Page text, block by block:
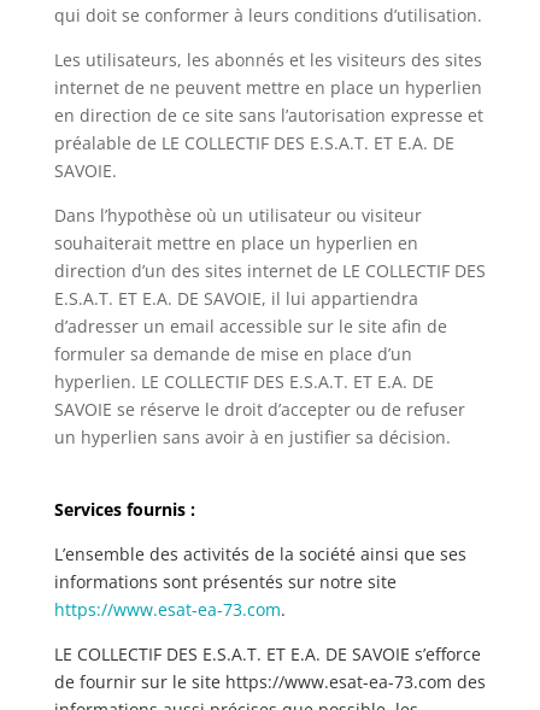
qui doit se conformer à leurs conditions d’utilisation.
Les utilisateurs, les abonnés et les visiteurs des sites
internet de ne peuvent mettre en place un hyperlien
en direction de ce site sans l’autorisation expresse et
préalable de LE COLLECTIF DES E.S.A.T. ET E.A. DE
SAVOIE.
Dans l’hypothèse où un utilisateur ou visiteur
souhaiterait mettre en place un hyperlien en
direction d’un des sites internet de LE COLLECTIF DES
E.S.A.T. ET E.A. DE SAVOIE, il lui appartiendra
d’adresser un email accessible sur le site afin de
formuler sa demande de mise en place d’un
hyperlien. LE COLLECTIF DES E.S.A.T. ET E.A. DE
SAVOIE se réserve le droit d’accepter ou de refuser
un hyperlien sans avoir à en justifier sa décision.
Services fournis :
L’ensemble des activités de la société ainsi que ses
informations sont présentés sur notre site
https://www.esat-ea-73.com.
LE COLLECTIF DES E.S.A.T. ET E.A. DE SAVOIE s’efforce
de fournir sur le site https://www.esat-ea-73.com des